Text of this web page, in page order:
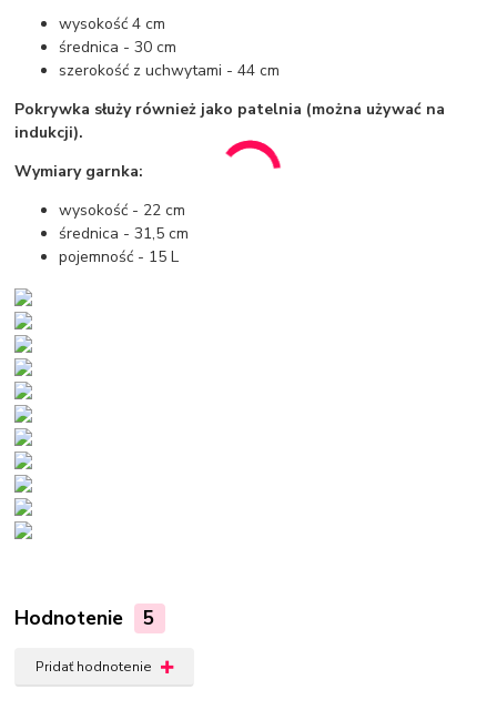
wysokość 4 cm
średnica - 30 cm
szerokość z uchwytami - 44 cm
Pokrywka służy również jako patelnia (można używać na
indukcji).
Wymiary garnka:
wysokość - 22 cm
średnica - 31,5 cm
pojemność - 15 L
Hodnotenie 5
Pridať hodnotenie